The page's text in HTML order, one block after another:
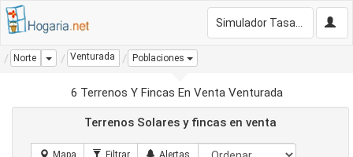
Norte Dropdown
Venturada Poblaciones
6 Terrenos Y Fincas En Venta Venturada
Terrenos Solares y fincas en venta